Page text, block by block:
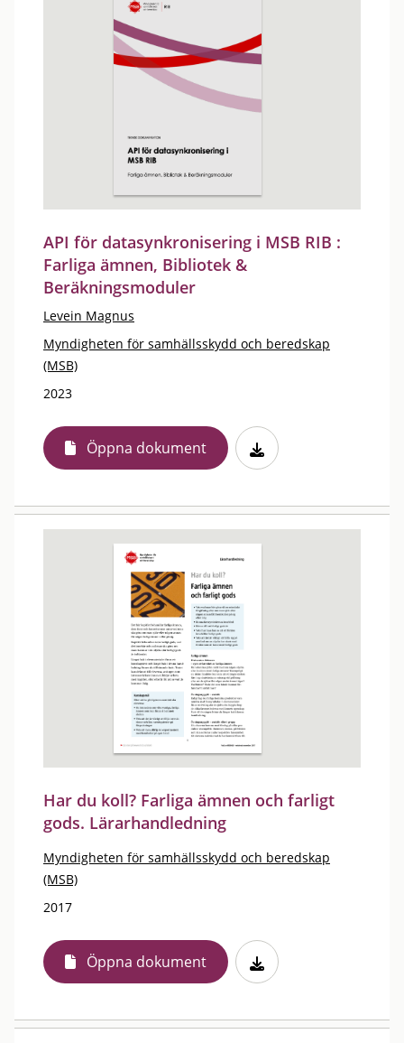
API för datasynkronisering i MSB RIB :
Farliga ämnen, Bibliotek &
Beräkningsmoduler
Levein Magnus
Myndigheten för samhällsskydd och beredskap
(MSB)
2023
Öppna dokument
Har du koll? Farliga ämnen och farligt
gods. Lärarhandledning
Myndigheten för samhällsskydd och beredskap
(MSB)
2017
Öppna dokument